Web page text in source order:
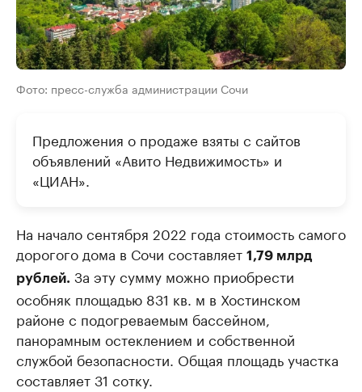
Фото: пресс-служба администрации Сочи
Предложения о продаже взяты с сайтов
объявлений «Авито Недвижимость» и
«ЦИАН».
На начало сентября 2022 года стоимость самого
дорогого дома в Сочи составляет 1,79 млрд
рублей. За эту сумму можно приобрести
особняк площадью 831 кв. м в Хостинском
районе с подогреваемым бассейном,
панорамным остеклением и собственной
службой безопасности. Общая площадь участка
составляет 31 сотку.